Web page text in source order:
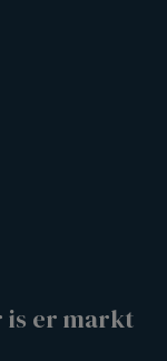
is er markt